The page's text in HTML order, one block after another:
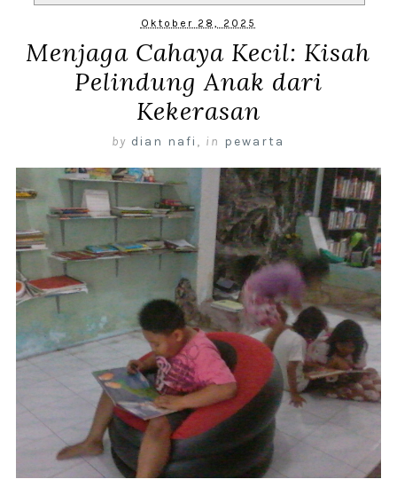
Oktober 28, 2025
Menjaga Cahaya Kecil: Kisah
Pelindung Anak dari
Kekerasan
by dian nafi , in pewarta